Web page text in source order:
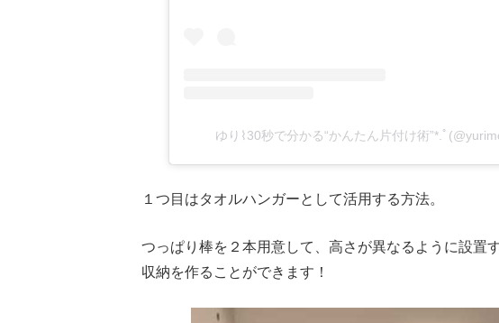
ゆり⌇30秒で分かる“かんたん片付け術”*.ﾟ
１つ目はタオルハンガーとして活用する方法。
つっぱり棒を２本用意して、高さが異なるように設置
収納を作ることができます！